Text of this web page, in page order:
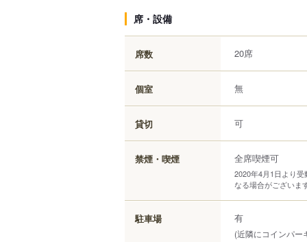
席・設備
席数 20席
個室 無
貸切 可
禁煙・喫煙 全席喫煙可
2020年4月1日より
なる場合がございま
駐車場 有
(近隣にコインパー